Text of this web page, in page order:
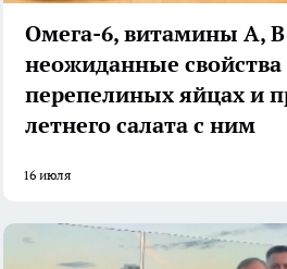
Омега-6, витамины А,
неожиданные
перепелиных яйцах и
летнего салата с ним
16 июля